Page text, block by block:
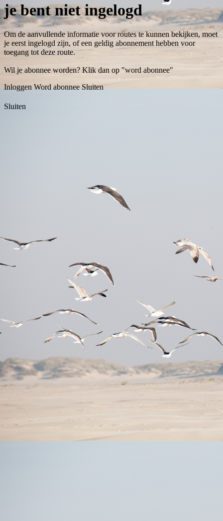
je bent niet ingelogd
Om de aanvullende informatie voor routes te kunnen bekijken, moet
je eerst ingelogd zijn, of een geldig abonnement hebben voor
toegang tot deze route.
Wil je abonnee worden? Klik dan op "word abonnee"
Inloggen Word abonnee Sluiten
Sluiten